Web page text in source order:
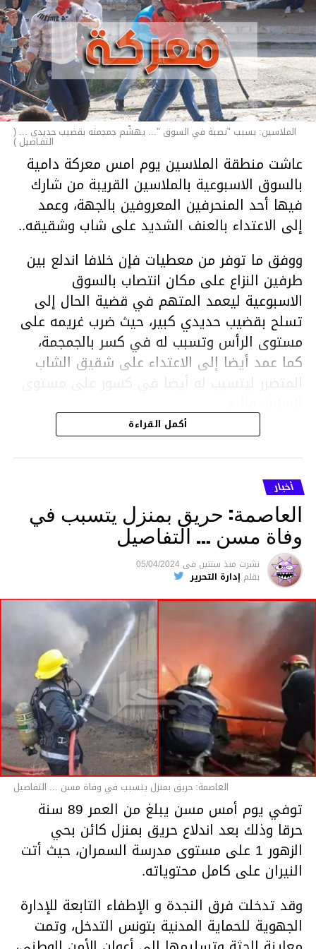
الملاسين: بسبب "نصبة في السوق "... يهشّم جمجمته بقضيب حديدي ... (
التفـاصيل )
عاشت منطقة الملاسين يوم امس معركة دامية
بالسوق الاسبوعية بالملاسين القريبة من شارك
فيها أحد المنحرفين المعروفين بالجهة، وعمد
إلى الاعتداء بالعنف الشديد على شاب وشقيقه..
ووفق ما توفر من معطيات فإن خلافا اندلع بين
طرفين النزاع على مكان انتصاب بالسوق
الاسبوعية ليعمد المتهم في قضية الحال إلى
تسلح بقضيب حديدي كبير، حيث ضرب غريمه على
مستوى الرأس وتسبب له في كسر بالجمجمة،
كما عمد أيضا إلى الاعتداء على شقيق الشاب
المتضرر ليتسبب له أيضا في كسور على مستوى
هذا وقد تمكن أعوان مركز الأمن الوطني بحي
هلال في توقيت قياسي من محاصرة المشتبه به
والقبض عليه وإحالته على التحقيق في خصوص
ما نُسبه إليه.
متابعة
قسم الاخبار
أكمل القراءة
أخبار
العاصمة: حريق بمنزل يتسبب في
وفاة مسن … التفاصيل
نشرت منذ سنتين فى 05/04/2024
بقلم إدارة التحرير
العاصمة: حريق بمنزل يتسبب في وفاة مسن ... التفاصيل
توفي يوم أمس مسن يبلغ من العمر 89 سنة
حرقا وذلك بعد اندلاع حريق بمنزل كائن بحي
الزهور 1 على مستوى مدرسة السمران، حيث أتت
النيران على كامل محتوياته.
وقد تدخلت فرق النجدة و الإطفاء التابعة للإدارة
الجهوية للحماية المدنية بتونس التدخل، وتمت